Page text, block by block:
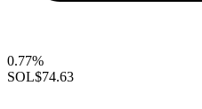
0.77%
SOL$74.63